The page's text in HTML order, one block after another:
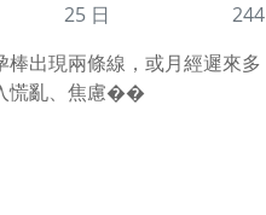
25 日
244
棒出現兩條線，或月經遲來多
慌亂、焦慮��